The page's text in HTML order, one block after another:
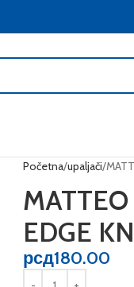
Početna upaljači
MATTEO
EDGE
рсд180.00